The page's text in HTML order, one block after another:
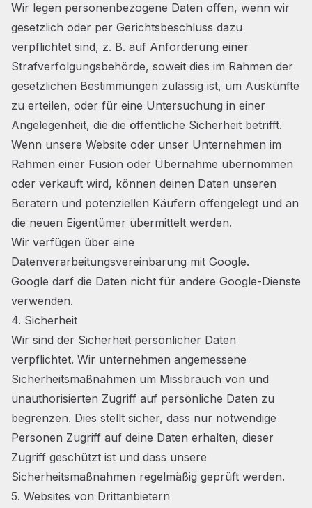
Wir legen personenbezogene Daten offen, wenn wir
gesetzlich oder per Gerichtsbeschluss dazu
verpflichtet sind, z. B. auf Anforderung einer
Strafverfolgungsbehörde, soweit dies im Rahmen der
gesetzlichen Bestimmungen zulässig ist, um Auskünfte
zu erteilen, oder für eine Untersuchung in einer
Angelegenheit, die die öffentliche Sicherheit betrifft.
Wenn unsere Website oder unser Unternehmen im
Rahmen einer Fusion oder Übernahme übernommen
oder verkauft wird, können deinen Daten unseren
Beratern und potenziellen Käufern offengelegt und an
die neuen Eigentümer übermittelt werden.
Wir verfügen über eine
Datenverarbeitungsvereinbarung mit Google.
Google darf die Daten nicht für andere Google-Dienste
verwenden.
4. Sicherheit
Wir sind der Sicherheit persönlicher Daten
verpflichtet. Wir unternehmen angemessene
Sicherheitsmaßnahmen um Missbrauch von und
unauthorisierten Zugriff auf persönliche Daten zu
begrenzen. Dies stellt sicher, dass nur notwendige
Personen Zugriff auf deine Daten erhalten, dieser
Zugriff geschützt ist und dass unsere
Sicherheitsmaßnahmen regelmäßig geprüft werden.
5. Websites von Drittanbietern